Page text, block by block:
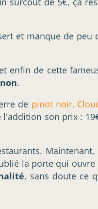
et manque de peu
enfin de cette
.
de pinot noir,
l'addition son prix :
Maintenant,
la porte qui ouvre
, sans doute ce